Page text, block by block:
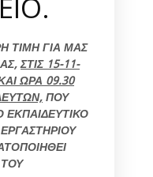
ΤΙΜΗ ΓΙΑ ΜΑΣ
ΣΤΙΣ 15-11-
ΩΡΑ 09.30
ΠΟΥ
ΕΚΠΑΙΔΕΥΤΙΚΟ
ΤΟΥ